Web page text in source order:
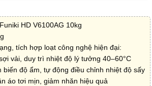
HD V6100AG 10kg
tích hợp loạt công nghệ hiện đại:
vải, duy trì nhiệt độ lý tưởng 40–60°C
biến độ ẩm, tự động điều chỉnh nhiệt độ sấy
áo tơi mịn, giảm nhăn hiệu quả